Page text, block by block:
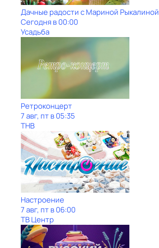
Дачные радости с Мариной Рыкалиной
Сегодня в 00:00
Усадьба
Ретроконцерт
7 авг, пт в 05:35
ТНВ
Настроение
7 авг, пт в 06:00
ТВ Центр